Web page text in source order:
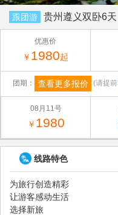
跟团游 贵州遵义双卧6天
优惠价
￥ 1980起
团期： 查看更多报价 (请提前
08月11号
￥ 1980
线路特色
为旅行创造精彩
让游客感动生活
选择新旅